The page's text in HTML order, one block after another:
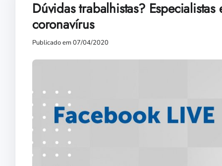
Dúvidas trabalhistas?
coronavírus
Publicado em 07/04/2020